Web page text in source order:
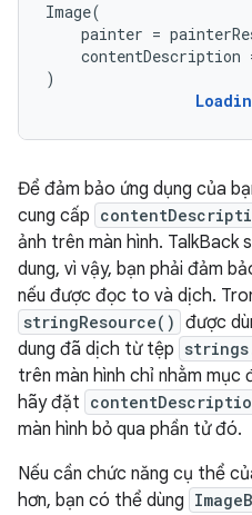
Image(
painter =
contentDescription
)
Để đảm bảo ứng dụng của
cung cấp
ảnh trên màn hình. TalkBack
dung, vì vậy, bạn phải đảm
nếu được đọc to và dịch.
stringResource() được
dung đã dịch từ tệp
trên màn hình chỉ nhằm
hãy đặt
màn hình bỏ qua phần tử đó.
Nếu cần chức năng cụ thể
hơn, bạn có thể dùng